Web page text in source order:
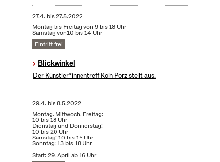
27.4. bis27.5.2022
Montag bis Freitag von 9 bis 18 Uhr
Samstag von10 bis 14 Uhr
Eintritt frei
Blickwinkel
Der Künstler*innentreff Köln Porz stellt aus.
29.4. bis8.5.2022
Montag, Mittwoch, Freitag:
10 bis 18 Uhr
Dienstag und Donnerstag:
10 bis 20 Uhr
Samstag: 10 bis 15 Uhr
Sonntag: 13 bis 18 Uhr
Start: 29. April ab 16 Uhr